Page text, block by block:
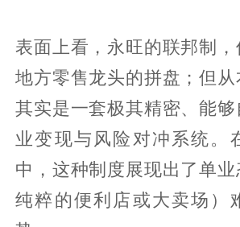
表面上看，永旺的联邦制
地方零售龙头的拼盘；但
其实是一套极其精密、能
业变现与风险对冲系统。
中，这种制度展现出了单
纯粹的便利店或大卖场）